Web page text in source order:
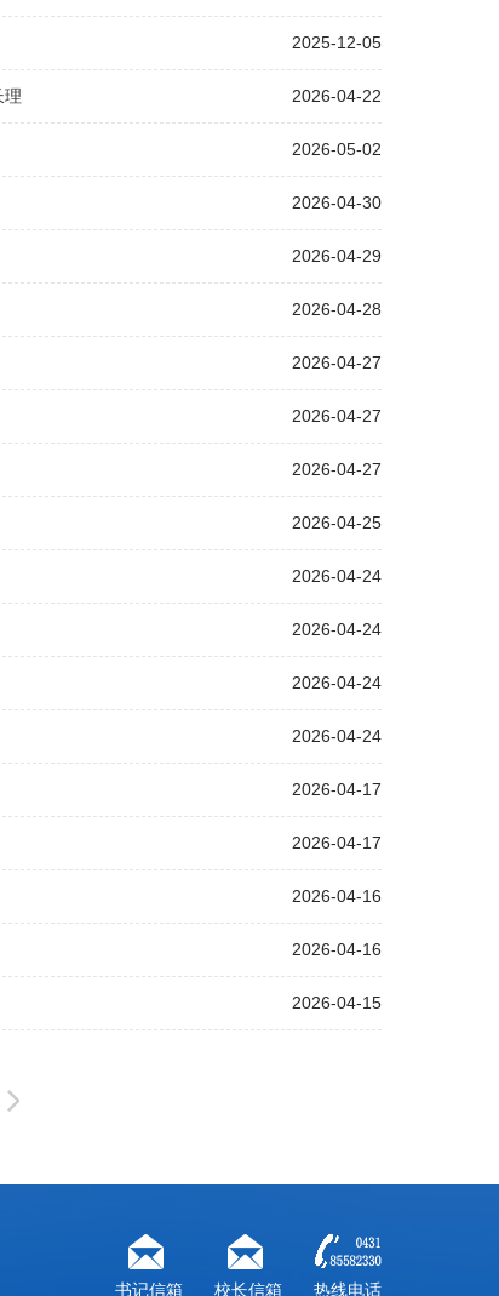
2025-12-05
理 2026-04-22
2026-05-02
2026-04-30
2026-04-29
2026-04-28
2026-04-27
2026-04-27
2026-04-27
2026-04-25
2026-04-24
2026-04-24
2026-04-24
2026-04-24
2026-04-17
2026-04-17
2026-04-16
2026-04-16
2026-04-15
书记信箱 校长信箱 热线电话